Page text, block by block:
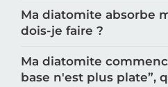
Ma diatomite absorbe
dois-je faire ?
Ma diatomite
base n'est plus plate”,